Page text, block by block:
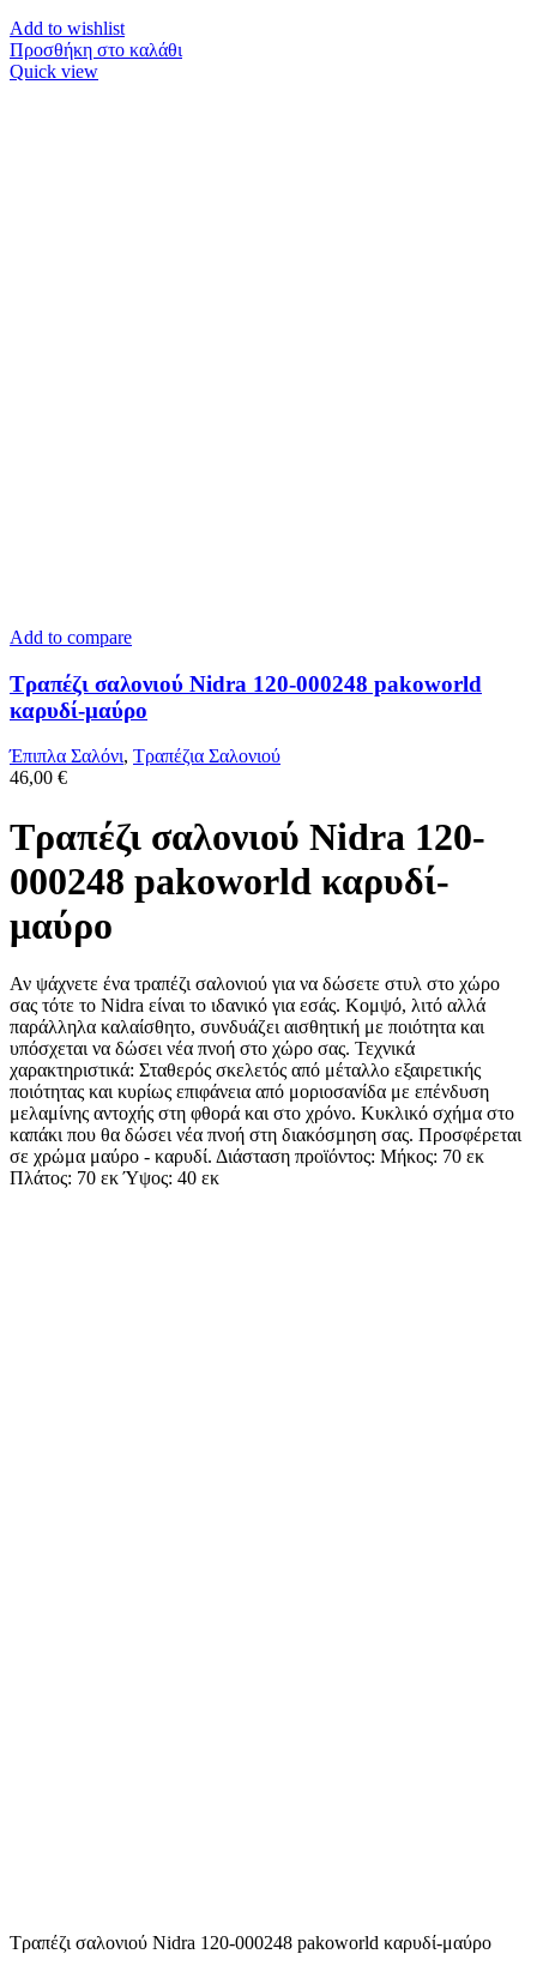
Add to wishlist
Προσθήκη στο καλάθι
Quick view
Add to compare
Τραπέζι σαλονιού Nidra 120-000248 pakoworld
καρυδί-μαύρο
Έπιπλα Σαλόνι, Τραπέζια Σαλονιού
46,00 €
Τραπέζι σαλονιού Nidra 120-
000248 pakoworld καρυδί-
μαύρο
Αν ψάχνετε ένα τραπέζι σαλονιού για να δώσετε στυλ στο χώρο
σας τότε το Nidra είναι τo ιδανικό για εσάς. Κομψό, λιτό αλλά
παράλληλα καλαίσθητo, συνδυάζει αισθητική με ποιότητα και
υπόσχεται να δώσει νέα πνοή στο χώρο σας. Τεχνικά
χαρακτηριστικά: Σταθερός σκελετός από μέταλλο εξαιρετικής
ποιότητας και κυρίως επιφάνεια από μοριοσανίδα με επένδυση
μελαμίνης αντοχής στη φθορά και στο χρόνο. Κυκλικό σχήμα στο
καπάκι που θα δώσει νέα πνοή στη διακόσμηση σας. Προσφέρεται
σε χρώμα μαύρο - καρυδί. Διάσταση προϊόντος: Μήκος: 70 εκ
Πλάτος: 70 εκ Ύψος: 40 εκ
Τραπέζι σαλονιού Nidra 120-000248 pakoworld καρυδί-μαύρο